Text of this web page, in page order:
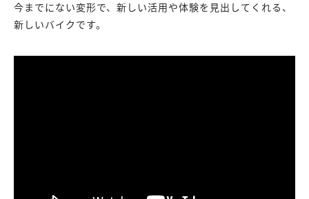
今までにない変形で、新しい活用や体験を見出してくれる、
新しいバイクです。